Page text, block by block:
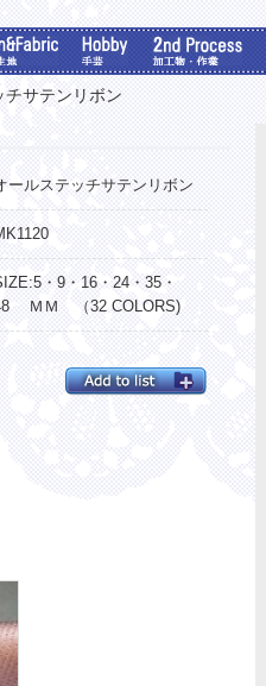
チサテンリボン
ールステッチサテンリボン
・9・16・24・35・
ＭＭ （32 COLORS)